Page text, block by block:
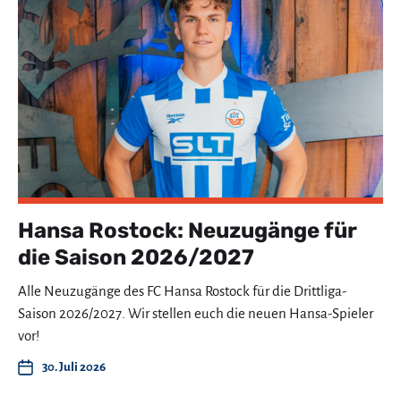
Hansa Rostock: Neuzugänge für
die Saison 2026/2027
Alle Neuzugänge des FC Hansa Rostock für die Drittliga-
Saison 2026/2027. Wir stellen euch die neuen Hansa-Spieler
vor!
30. Juli 2026